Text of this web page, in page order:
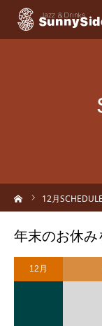
12月SCHEDULE
年末のお休み
12月